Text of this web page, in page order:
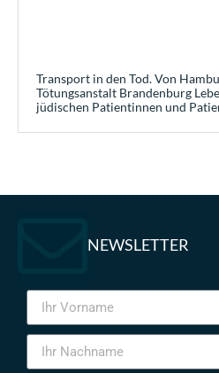
Transport in den Tod. Von
Tötungsanstalt Brandenburg
jüdischen Patientinnen und
NEWSLETTER